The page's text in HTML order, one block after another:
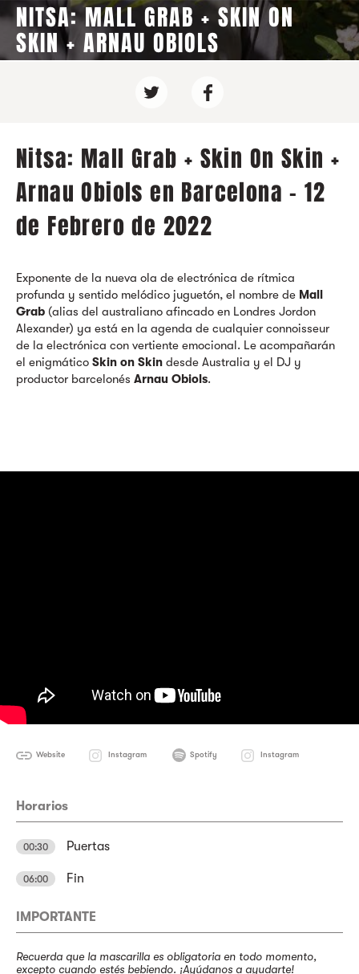
NITSA: MALL GRAB + SKIN ON
SKIN + ARNAU OBIOLS
Nitsa: Mall Grab + Skin On Skin +
Arnau Obiols en Barcelona - 12
de Febrero de 2022
Exponente de la nueva ola de electrónica de rítmica
profunda y sentido melódico juguetón, el nombre de Mall
Grab (alias del australiano afincado en Londres Jordon
Alexander) ya está en la agenda de cualquier connoisseur
de la electrónica con vertiente emocional. Le acompañarán
el enigmático Skin on Skin desde Australia y el DJ y
productor barcelonés Arnau Obiols.
Website Instagram Spotify Instagram
Horarios
00:30 Puertas
06:00 Fin
IMPORTANTE
Recuerda que la mascarilla es obligatoria en todo momento,
excepto cuando estés bebiendo. ¡Ayúdanos a ayudarte!